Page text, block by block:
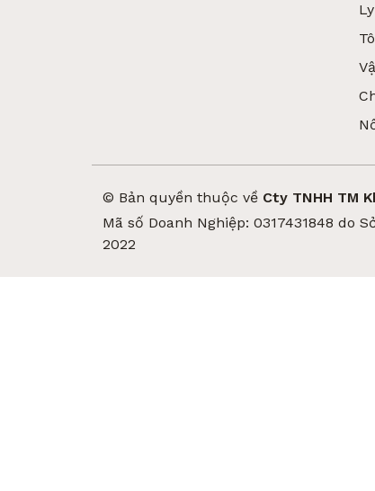
© Bản quyền thuộc về Cty TNHH TM
Mã số Doanh Nghiệp: 0317431848 do
2022